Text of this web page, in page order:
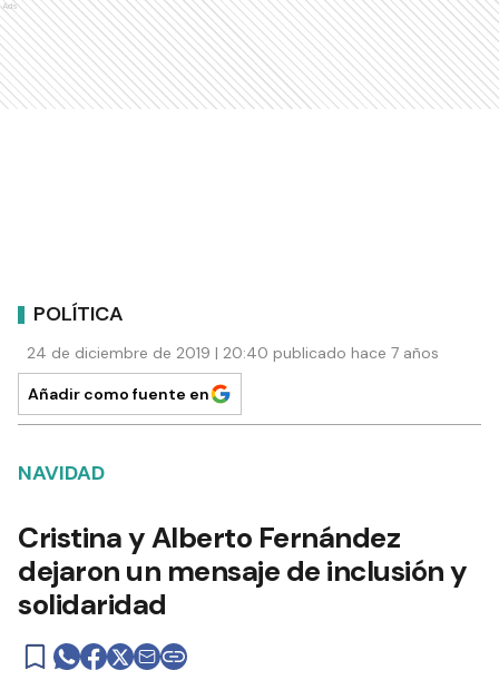
Ads
POLÍTICA
24 de diciembre de 2019 | 20:40 publicado hace 7 años
Añadir como fuente en
NAVIDAD
Cristina y Alberto Fernández
dejaron un mensaje de inclusión y
solidaridad